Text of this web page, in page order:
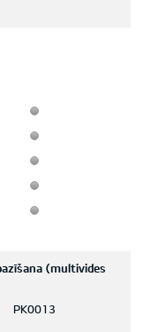
(multivides
PK0013